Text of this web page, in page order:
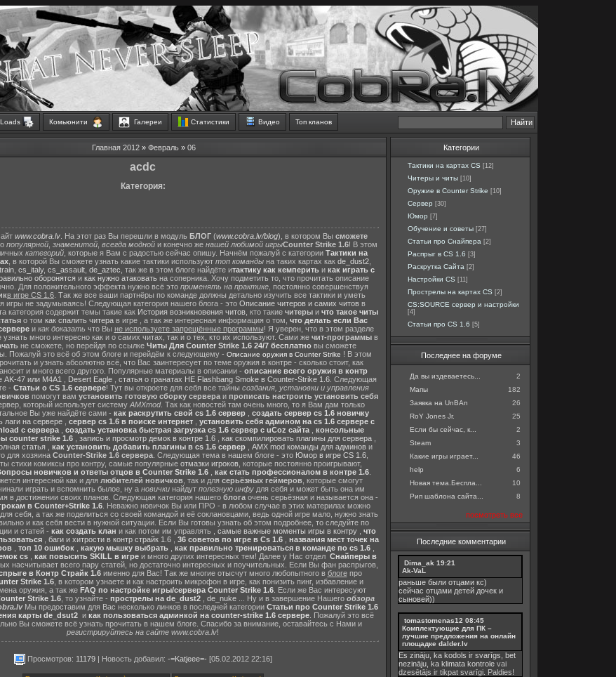
Комьюнити Галереи Статистики Видео Топ кланов
Главная 2012 » Февраль » 06
acdc
Категория:
www.cobra.lv . На этот раз Вы перешли в модуль БЛОГ (www.cobra.lv/blog), в котором Вы сможете
популярной знаменитой всегда модной и конечно же нашей любимой игрыCounter Strike 1.6! В этом
категорий , которые я Вам с радостью сейчас опишу. Начнём пожалуй с категории Тактики на
, в которой Вы сможете узнать какие тактики используют топ командына таких картах как de_dust2,
, cs_italy, cs_assault, de_aztec , так же в этом блоге найдёте итактику как кемперитьи как играть с
оборонятся и как нужно атаковать на соперника. Хочу подметить то, что прочитать описание
Для положительного эффекта нужно всё это применять на практике, постоянно совершенствуя
в игре CS 1.6 . Так же все ваши партнёры по команде должны детально изучить все тактики и уметь
игры не задумываясь! Следующая категория нашего блога - это Описание читеров и самих читов в
категория содержит темы такие как История возникновения читов , кто такие читеры и что такое читы
о том как спалить читера в игре , а так же интересная информация о том, что делать если Вас
и как доказать что Вы не используете запрещённые программы! Я уверен, что в этом разделе
много интересно как и о самих читах, так и о тех, кто их используют. Сами же чит-программыв
не сможете, но перейдя по ссылке Читы Для Counter Strike 1.6 24/7 бесплатновы сможете
Пожалуй это всё об этом блоге и перейдём к следующему - Описание оружия в Counter Strike ! В этом
и узнать абсолютно всё, что Вас заинтересует по теме оружия в контре - сколько стоит, как
и много всего другого. Популярные материалы в описании - описание всего оружия в контр
47 или M4A1 Desert Eagle статья о гранатах HE Flashbang Smoke в Counter-Strike 1.6 . Следующая
- Статьи о CS 1.6 сервере! Тут вы откроете для себя все тайны создания, установки и управления
помогут вам установить готовую сборку сервера и прописать настроить установить себя
который использует систему AMXmod. Так как новостей там очень много, то я Вам дам только
Вы уже найдёте сами - как раскрутить свой cs 1.6 сервер
создать сервер cs 1.6 новичку
лаги на сервере сервер cs 1.6 в поиске интернет
установить себя админом на cs 1.6 сервере с
с сервера, создать установка быстрая загрузка cs 1.6 сервер с uCoz сайта, консольные
counter strike 1.6
запись и просмотр демок в контре 1.6 как скомпилировать плагины для сервера
статья, как установить добавить плагины в cs 1.6 сервер, AMX mod команды для админови
для хозяина Counter-Strike 1.6 сервера . Следующая тема в нашем блоге - это Юмор в игре CS 1.6
стихи комиксы про контру, самые популярные отмазки игроков , которые постоянно проигрывают,
новичков и ответы отцов в Counter Strike 1.6 как стать профессионалом в контре 1.6
интересной как и для любителей новичков , так и для серьёзных геймеров , которые смогут
играть и вспомнить былое, ну а новички найдут полезную инфу для себя и может быть она им
в достижении своих планов. Следующая категория нашего блогаочень серьёзная и называется она -
в Counter+Strike 1.6. Неважно новичок Вы или ПРО - в любом случае в этих материлах можно
себя, а так же поделиться со своей командой и её соклановцами, ведь одной игре мало, нужно знать
и как себя вести в нужной ситуации. Если Вы готовы узнать об этом подробнее, то следуйте по
и статей - как создать клан и как потом им управлять , самые важные моменты игры в контру, что
баги и хитрости в контр страйк 1.6 36 советов по игре в Cs 1.6
названия мест точек на
, топ 10 ошибок, какую мышку выбрать, как правильно тренироваться в команде по cs 1.6,
cs, как повысить SKILL в игреи много других интересных тем! Далее у Нас отдел Снайперы в
насчитывает всего пару статей, но достаточно интересных и поучительных. Если Вы фан распрыгов,
в Контр Страйк 1.6именно для Вас! Так же многие отысчут много любопытного в блогепро
Strike 1.6, в котором узнаете и как настроить микрофон в игре, как понизить пинг, избавление и
оружия, а так же FAQ по настройке игры/сервера Counter Strike 1.6 . Если же Вас интересуют
Strike 1.6, то узнайте - прострелы на de_dust2, de_nuke... Ну и в завершение Нашего обзора
Мы предоставим для Вас несколько линков в последней категории Статьи про Counter Strike 1.6
карты de_dsut2и как пользоваться админкой на counter-strike 1.6 сервере. Пожалуй это всё
Вы сможете всё узнать прочитать в нашем блоге. Спасибо за внимание, оставайтесь с Нами и
регистрируйтесь на сайте www.cobra.lv!
Просмотров: 11179| Новость добавил: -=Katjeee=- [05.02.2012 22:16]
Категории
Тактики на картах CS [12]
Читеры и читы [10]
Оружие в Counter Strike [10]
Сервер [30]
Юмор [7]
Обучение и советы [27]
Статьи про Снайпера [2]
Распрыг в CS 1.6 [3]
Раскрутка Сайта [2]
Настройки CS [11]
Прострелы на картах CS [2]
CS:SOURCE сервер и настройки
[4]
Статьи про CS 1.6 [5]
Последнее на форуме
Да вы издеваетесь...
2
Мапы
182
Заявка на UnBAn
26
RoY Jones Jr.
25
Если бы сейчас, к...
2
Steam
3
Какие игры играет...
46
help
6
Новая тема.Беспла...
10
Рип шаблона сайта...
8
посмотреть все
Последние комментарии
Dima_ak 19:21
Ak-VaL
раньше были отцами кс)
сейчас отцами детей дочек и
сыновей))
tomastomenas12 08:45
Комплектующие для ПК –
лучшие предложения на онлайн
площадке dalder.lv
Es zināju, ka kodols ir svarīgs, bet
nezināju, ka klimata kontrole vai
dzesētājs ir tikpat svarīgi. Paldies!